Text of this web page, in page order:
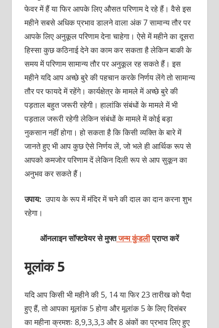
फेवर में हैं या फिर आपके लिए औसत परिणाम दे रहे हैं। वैसे इस
महीने सबसे अधिक प्रभाव डालने वाला अंक 7 सामान्य तौर पर
आपके लिए अनुकूल परिणाम देना चाहेगा। ऐसे में महीने का दूसरा
हिस्सा कुछ कठिनाई देने का काम कर सकता है लेकिन बाकी के
समय में परिणाम सामान्य तौर पर अनुकूल रह सकते हैं। इस
महीने यदि आप अच्छे बुरे की पहचान करके निर्णय लेंगे तो सामान्य
तौर पर फायदे में रहेंगे। कार्यक्षेत्र के मामले में अच्छे बुरे की
पड़ताल बहुत जरूरी रहेगी। हालांकि संबंधों के मामले में भी
पड़ताल जरूरी रहेगी लेकिन संबंधों के मामले में कोई बड़ा
नुकसान नहीं होगा। हो सकता है कि किसी व्यक्ति के बारे में
जानते हुए भी आप कुछ ऐसे निर्णय लें, जो भले ही आर्थिक रूप से
आपको कमजोर परिणाम दें लेकिन दिली रूप से आप सुकून का
अनुभव कर सकते हैं।
उपाय: उपाय के रूप में मंदिर में चने की दाल का दान करना शुभ
रहेगा।
ऑनलाइन सॉफ्टवेयर से मुफ्तजन्म कुंडलीप्राप्त करें
मूलांक 5
यदि आप किसी भी महीने की 5, 14 या फिर 23 तारीख को पैदा
हुए हैं, तो आपका मूलांक 5 होगा और मूलांक 5 के लिए दिसंबर
का महीना क्रमशः 8,9,3,3,3 और 8 अंकों का प्रभाव लिए हुए